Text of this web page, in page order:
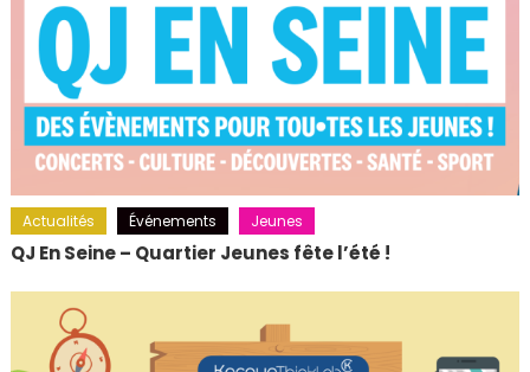
Actualités Événements Jeunes
QJ En Seine – Quartier Jeunes fête l’été !